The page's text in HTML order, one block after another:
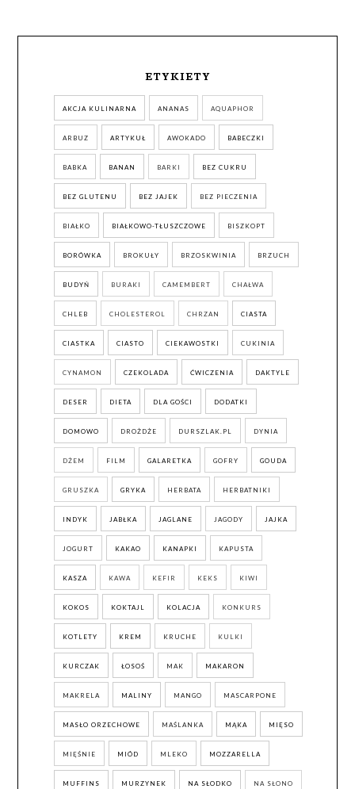
ETYKIETY
AKCJA KULINARNA ANANAS AQUAPHOR
ARBUZ ARTYKUŁ AWOKADO BABECZKI
BABKA BANAN BARKI BEZ CUKRU
BEZ GLUTENU BEZ JAJEK BEZ PIECZENIA
BIAŁKO BIAŁKOWO-TŁUSZCZOWE BISZKOPT
BORÓWKA BROKUŁY BRZOSKWINIA BRZUCH
BUDYŃ BURAKI CAMEMBERT CHAŁWA
CHLEB CHOLESTEROL CHRZAN CIASTA
CIASTKA CIASTO CIEKAWOSTKI CUKINIA
CYNAMON CZEKOLADA ĆWICZENIA DAKTYLE
DESER DIETA DLA GOŚCI DODATKI
DOMOWO DROŻDŻE DURSZLAK.PL DYNIA
DŻEM FILM GALARETKA GOFRY GOUDA
GRUSZKA GRYKA HERBATA HERBATNIKI
INDYK JABŁKA JAGLANE JAGODY JAJKA
JOGURT KAKAO KANAPKI KAPUSTA
KASZA KAWA KEFIR KEKS KIWI
KOKOS KOKTAJL KOLACJA KONKURS
KOTLETY KREM KRUCHE KULKI
KURCZAK ŁOSOŚ MAK MAKARON
MAKRELA MALINY MANGO MASCARPONE
MASŁO ORZECHOWE MAŚLANKA MĄKA MIĘSO
MIĘŚNIE MIÓD MLEKO MOZZARELLA
MUFFINS MURZYNEK NA SŁODKO NA SŁONO